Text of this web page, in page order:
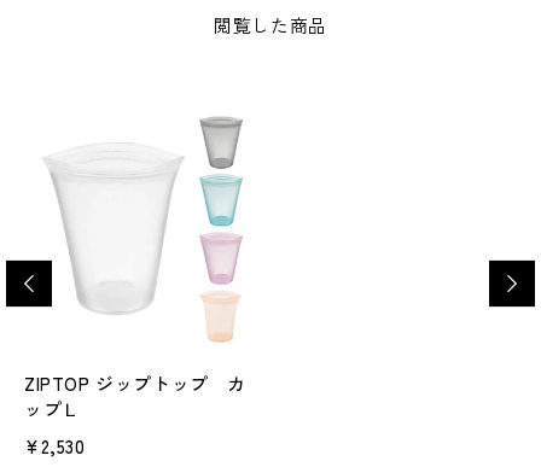
閲覧した商品
ZIPTOP ジップトップ カ
ップＬ
¥2,530